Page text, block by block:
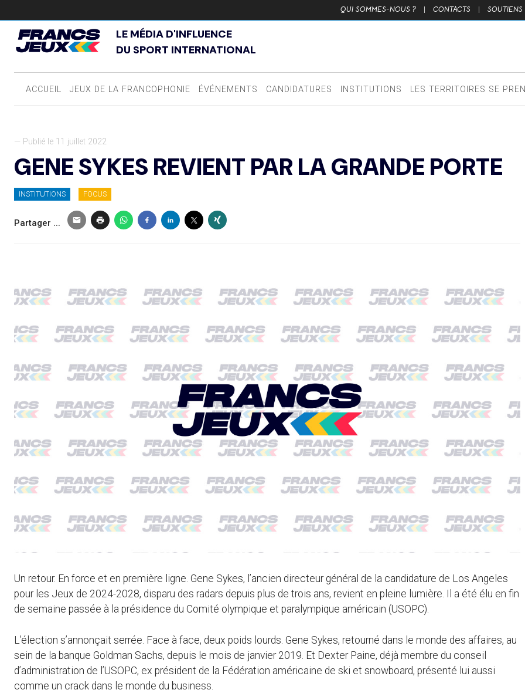
QUI SOMMES-NOUS ? | CONTACTS | SOUTIENS
LE MÉDIA D'INFLUENCE
DU SPORT INTERNATIONAL
ACCUEIL JEUX DE LA FRANCOPHONIE ÉVÉNEMENTS CANDIDATURES INSTITUTIONS LES TERRITOIRES SE
— Publié le 11 juillet 2022
GENE SYKES REVIENT PAR LA GRANDE PORTE
INSTITUTIONS FOCUS
Partager ...
Un retour. En force et en première ligne. Gene Sykes, l’ancien directeur général de la candidature de Los Angeles
pour les Jeux de 2024-2028, disparu des radars depuis plus de trois ans, revient en pleine lumière. Il a été élu en fin
de semaine passée à la présidence du Comité olympique et paralympique américain (USOPC).
L’élection s’annonçait serrée. Face à face, deux poids lourds. Gene Sykes, retourné dans le monde des affaires, au
sein de la banque Goldman Sachs, depuis le mois de janvier 2019. Et Dexter Paine, déjà membre du conseil
d’administration de l’USOPC, ex président de la Fédération américaine de ski et snowboard, présenté lui aussi
comme un crack dans le monde du business.